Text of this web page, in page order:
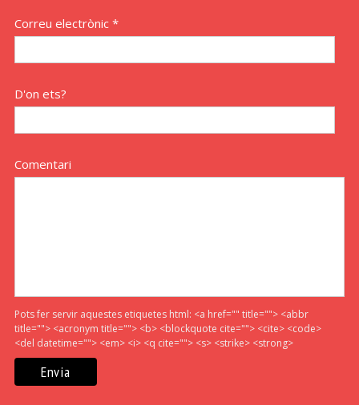
Correu electrònic *
D'on ets?
Comentari
Pots fer servir aquestes etiquetes html: <a href="" title=""> <abbr
title=""> <acronym title=""> <b> <blockquote cite=""> <cite> <code>
<del datetime=""> <em> <i> <q cite=""> <s> <strike> <strong>